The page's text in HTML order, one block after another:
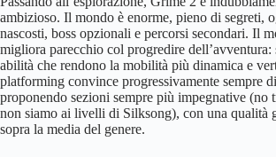
ambizioso. Il mondo è enorme, pieno di segreti,
nascosti, boss opzionali e percorsi secondari. Il
migliora parecchio col progredire dell’avventura:
abilità che rendono la mobilità più dinamica e
platforming convince progressivamente sempre
proponendo sezioni sempre più impegnative (no
non siamo ai livelli di Silksong), con una qualità
sopra la media del genere.